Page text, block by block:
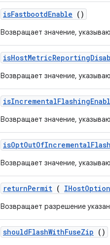
isFastbootdEnable ()
Возвращает значение,
isHostMetricReporting
Возвращает значение,
isIncrementalFlashing
Возвращает значение,
isOptOutOfIncremental
Возвращает значение,
returnPermit ( IHost
Возвращает разрешение
shouldFlashWithFuseZip ()